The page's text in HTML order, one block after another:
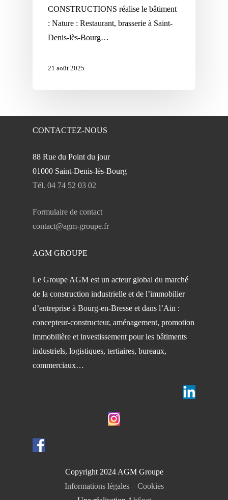
CONSTRUCTIONS réalise le bâtiment
: Nature : Restaurant, brasserie à Saint-
Denis-lès-Bourg…
21 août 2025
CONTACTEZ-NOUS
88 Rue du Point du jour
01000 Saint-Denis-lès-Bourg
Tél. 04 74 52 03 02
Formulaire de contact
contact@agm-groupe.fr
AGM GROUPE
Le Groupe AGM est un acteur global du marché
de la construction industrielle et de l’immobilier
d’entreprise à Bourg-en-Bresse et dans l’Ain :
concepteur-constructeur, aménagement, promotion
immobilière et investissement pour les bâtiments
industriels, logistiques, tertiaires, bureaux,
commerciaux…
Copyright 2024 AGM Groupe
Informations légales– Cookies